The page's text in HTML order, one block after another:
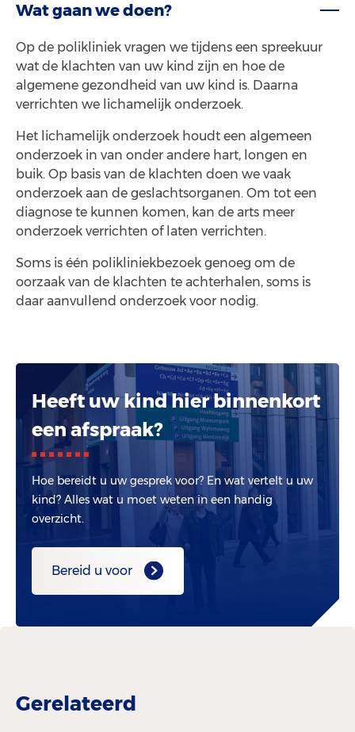
Wat gaan we doen?
Op de polikliniek vragen we tijdens een spreekuur
wat de klachten van uw kind zijn en hoe de
algemene gezondheid van uw kind is. Daarna
verrichten we lichamelijk onderzoek.
Het lichamelijk onderzoek houdt een algemeen
onderzoek in van onder andere hart, longen en
buik. Op basis van de klachten doen we vaak
onderzoek aan de geslachtsorganen. Om tot een
diagnose te kunnen komen, kan de arts meer
onderzoek verrichten of laten verrichten.
Soms is één polikliniekbezoek genoeg om de
oorzaak van de klachten te achterhalen, soms is
daar aanvullend onderzoek voor nodig.
Heeft uw kind hier binnenkort
een afspraak?
Hoe bereidt u uw gesprek voor? En wat vertelt u uw
kind? Alles wat u moet weten in een handig
overzicht.
Bereid u voor
Gerelateerd